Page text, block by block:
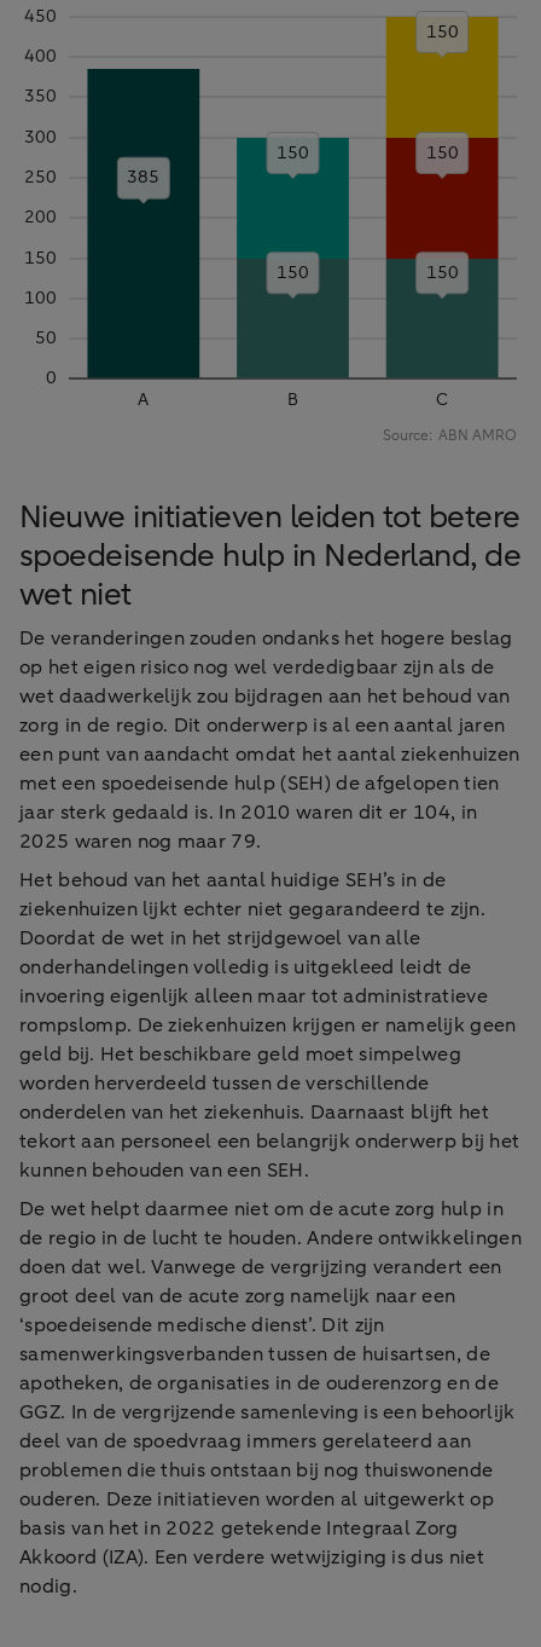
Nieuwe initiatieven leiden tot betere
spoedeisende hulp in Nederland, de
wet niet
De veranderingen zouden ondanks het hogere beslag
op het eigen risico nog wel verdedigbaar zijn als de
wet daadwerkelijk zou bijdragen aan het behoud van
zorg in de regio. Dit onderwerp is al een aantal jaren
een punt van aandacht omdat het aantal ziekenhuizen
met een spoedeisende hulp (SEH) de afgelopen tien
jaar sterk gedaald is. In 2010 waren dit er 104, in
2025 waren nog maar 79.
Het behoud van het aantal huidige SEH’s in de
ziekenhuizen lijkt echter niet gegarandeerd te zijn.
Doordat de wet in het strijdgewoel van alle
onderhandelingen volledig is uitgekleed leidt de
invoering eigenlijk alleen maar tot administratieve
rompslomp. De ziekenhuizen krijgen er namelijk geen
geld bij. Het beschikbare geld moet simpelweg
worden herverdeeld tussen de verschillende
onderdelen van het ziekenhuis. Daarnaast blijft het
tekort aan personeel een belangrijk onderwerp bij het
kunnen behouden van een SEH.
De wet helpt daarmee niet om de acute zorg hulp in
de regio in de lucht te houden. Andere ontwikkelingen
doen dat wel. Vanwege de vergrijzing verandert een
groot deel van de acute zorg namelijk naar een
‘spoedeisende medische dienst’. Dit zijn
samenwerkingsverbanden tussen de huisartsen, de
apotheken, de organisaties in de ouderenzorg en de
GGZ. In de vergrijzende samenleving is een behoorlijk
deel van de spoedvraag immers gerelateerd aan
problemen die thuis ontstaan bij nog thuiswonende
ouderen. Deze initiatieven worden al uitgewerkt op
basis van het in 2022 getekende Integraal Zorg
Akkoord (IZA). Een verdere wetwijziging is dus niet
nodig.